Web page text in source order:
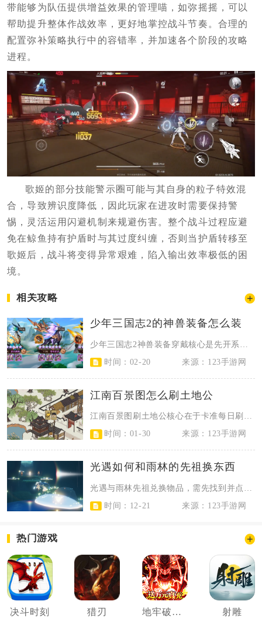
带能够为队伍提供增益效果的管理喵，如弥摇摇，可以
帮助提升整体作战效率，更好地掌控战斗节奏。合理的
配置弥补策略执行中的容错率，并加速各个阶段的攻略
进程。
歌姬的部分技能警示圈可能与其自身的粒子特效混
合，导致辨识度降低，因此玩家在进攻时需要保持警
惕，灵活运用闪避机制来规避伤害。整个战斗过程应避
免在鲸鱼持有护盾时与其过度纠缠，否则当护盾转移至
歌姬后，战斗将变得异常艰难，陷入输出效率极低的困
境。
相关攻略
少年三国志2的神兽装备怎么装
时间：02-20
来源：123手游网
江南百景图怎么刷土地公
江南百景图刷土地公核心在于卡准每日刷新时段、备齐探险资源、按指引定位并高效交...
时间：01-30
来源：123手游网
光遇如何和雨林的先祖换东西
时间：12-21
来源：123手游网
热门游戏
决斗时刻 猎刃 地牢破坏神 射雕